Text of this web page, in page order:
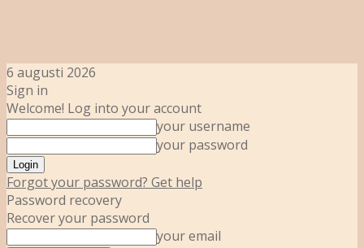
6 augusti 2026
Sign in
Welcome! Log into your account
your username
your password
Forgot your password? Get help
Password recovery
Recover your password
your email